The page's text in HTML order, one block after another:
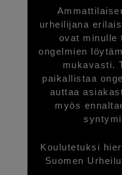
urheilijana
ovat minulle
ongelmien
mukavasti.
paikallistaa
auttaa
myös
Koulutetuksi
Suomen